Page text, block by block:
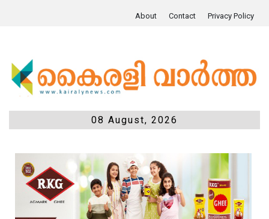
About Contact Privacy Policy
08 August, 2026